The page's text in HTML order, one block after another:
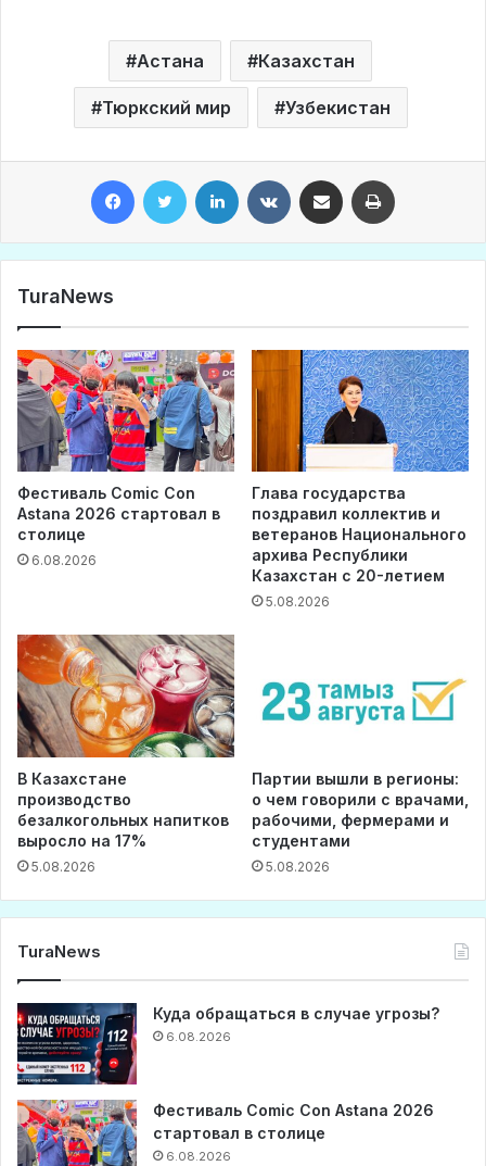
Астана Казахстан
Тюркский мир Узбекистан
TuraNews
Фестиваль Comic Con
Astana 2026 стартовал в
столице
6.08.2026
Глава государства
поздравил коллектив и
ветеранов Национального
архива Республики
Казахстан с 20-летием
5.08.2026
В Казахстане
производство
безалкогольных напитков
выросло на 17%
5.08.2026
Партии вышли в регионы:
о чем говорили с врачами,
рабочими, фермерами и
студентами
5.08.2026
TuraNews
Куда обращаться в случае угрозы?
6.08.2026
Фестиваль Comic Con Astana 2026
стартовал в столице
6.08.2026